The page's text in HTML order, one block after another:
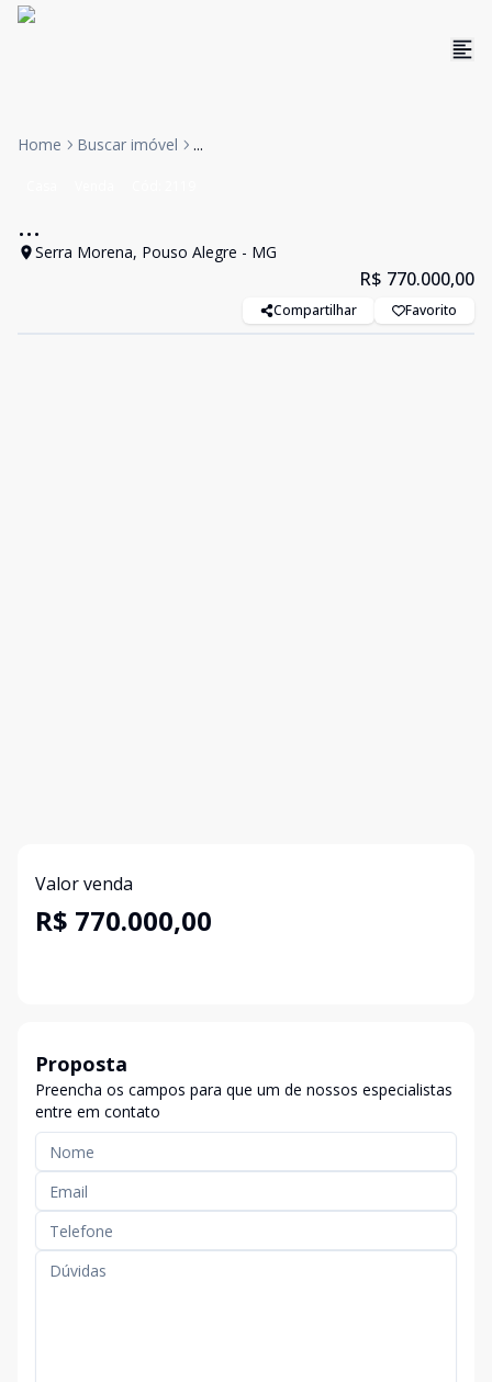
Home Buscar imóvel ...
...
Serra Morena, Pouso Alegre - MG
R$ 770.000,00
Compartilhar Favorito
Valor venda
R$ 770.000,00
Proposta
Preencha os campos para que um de nossos especialistas
entre em contato